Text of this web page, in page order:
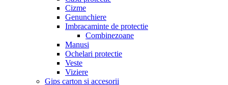
Cizme
Genunchiere
Imbracaminte de protectie
Combinezoane
Manusi
Ochelari protectie
Veste
Viziere
Gips carton si accesorii